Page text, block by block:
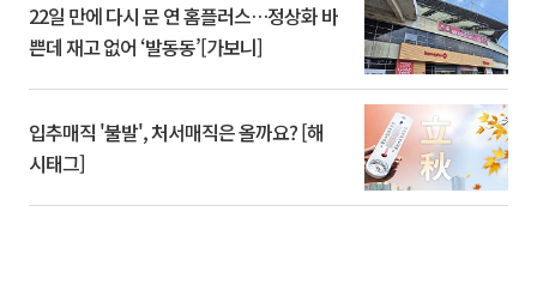
22일 만에 다시 문 연 홈플러스…정상화 바
쁜데 재고 없어 ‘발동동’[가보니]
입추매직 '불발', 처서매직은 올까요? [해
시태그]